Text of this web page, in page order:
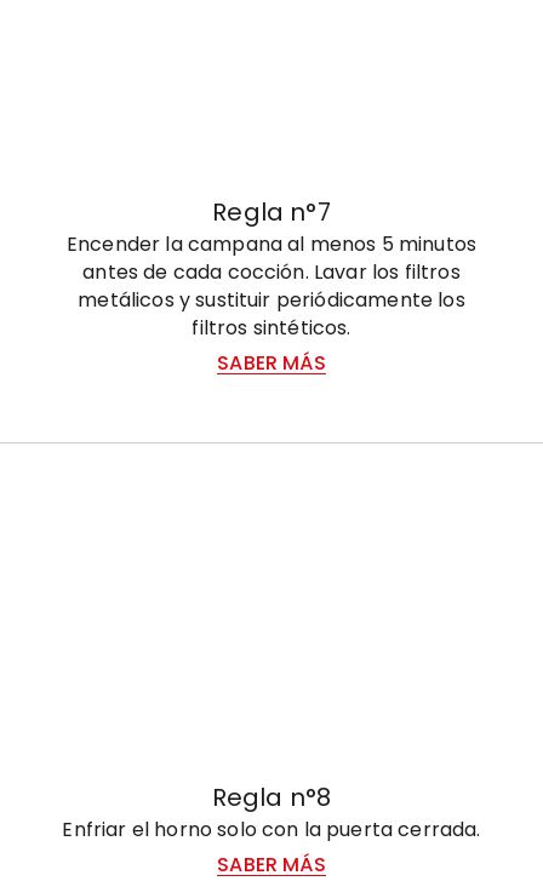
Regla n°7
Encender la campana al menos 5 minutos
antes de cada cocción. Lavar los filtros
metálicos y sustituir periódicamente los
filtros sintéticos.
SABER MÁS
Regla n°8
Enfriar el horno solo con la puerta cerrada.
SABER MÁS